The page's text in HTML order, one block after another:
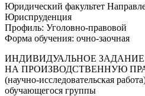
Юридический факультет
Юриспруденция
Профиль: Уголовно-правовой
Форма обучения: очно-заочная
ИНДИВИДУАЛЬНОЕ ЗАДАНИЕ
НА ПРОИЗВОДСТВЕННУЮ
(научно-исследовательская
обучающегося группы